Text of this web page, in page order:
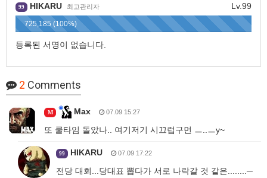
Lv.99
99 HIKARU 최고관리자
725,185 (100%)
등록된 서명이 없습니다.
2 Comments
M Max 07.09 15:27
또 쿨타임 돌았나.. 여기저기 시끄럽구먼 ㅡ..ㅡy~
99 HIKARU 07.09 17:22
전당 대회...당대표 뽑다가 서로 나락갈 것 같은........─